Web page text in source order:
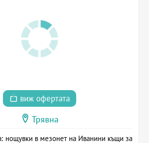
виж офертата
Трявна
нощувки в мезонет на Иванини къщи за